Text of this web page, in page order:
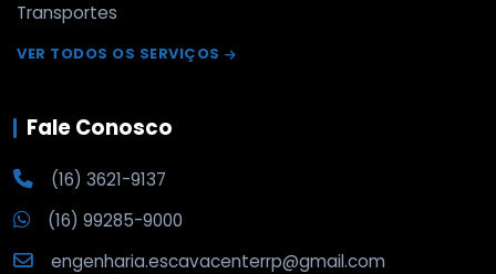
Transportes
VER TODOS OS SERVIÇOS
Fale Conosco
(16) 3621-9137
(16) 99285-9000
engenharia.escavacenterrp@gmail.com